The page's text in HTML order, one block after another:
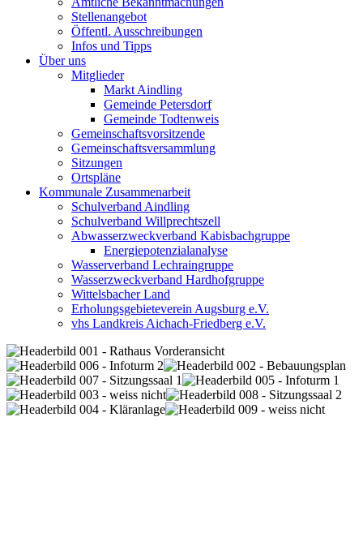
Stellenangebot
Öffentl. Ausschreibungen
Infos und Tipps
Über uns
Mitglieder
Markt Aindling
Gemeinde Petersdorf
Gemeinde Todtenweis
Gemeinschaftsvorsitzende
Gemeinschaftsversammlung
Sitzungen
Ortspläne
Kommunale Zusammenarbeit
Schulverband Aindling
Schulverband Willprechtszell
Abwasserzweckverband Kabisbachgruppe
Energiepotenzialanalyse
Wasserverband Lechraingruppe
Wasserzweckverband Hardhofgruppe
Wittelsbacher Land
Erholungsgebieteverein Augsburg e.V.
vhs Landkreis Aichach-Friedberg e.V.